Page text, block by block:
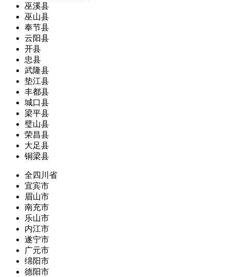
巫溪县
巫山县
奉节县
云阳县
开县
忠县
武隆县
垫江县
丰都县
城口县
梁平县
璧山县
荣昌县
大足县
铜梁县
全四川省
宜宾市
眉山市
南充市
乐山市
内江市
遂宁市
广元市
绵阳市
德阳市